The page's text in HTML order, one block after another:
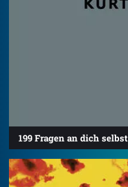
199 Fragen an dich selbst